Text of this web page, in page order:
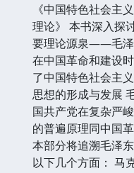
《中国特色社会主
理论》 本书深入探
要理论源泉——毛泽
在中国革命和建设
了中国特色社会主
思想的形成与发展
国共产党在复杂严
的普遍原理同中国
本部分将追溯毛泽
以下几个方面： 马